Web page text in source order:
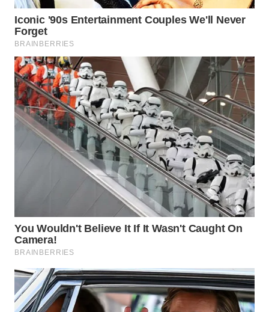
WN
BINJAI
WN
CIREBON
WN
INDRAMAYU
KUNINGAN
WN
SUBANG
WN
SUKABUMI